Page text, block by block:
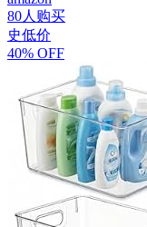
80人购买
史低价
40% OFF